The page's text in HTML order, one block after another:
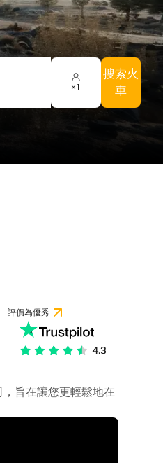
×1
搜索火
車
評價為優秀
旨在讓您更輕鬆地在